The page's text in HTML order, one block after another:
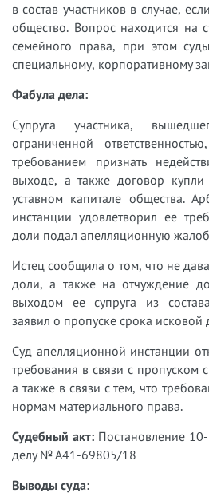
в состав участников в случае,
общество. Вопрос находится на
семейного права, при этом
специальному, корпоративному
Фабула дела:
Супруга участника,
ограниченной
требованием признать
выходе, а также договор
уставном капитале общества.
инстанции удовлетворил ее
доли подал апелляционную
Истец сообщила о том, что не
доли, а также на отчуждение
выходом ее супруга из
заявил о пропуске срока исковой
Суд апелляционной инстанции
требования в связи с пропуском
а также в связи с тем, что
нормам материального права.
Судебный акт: Постановление
делу № А41-69805/18
Выводы суда: